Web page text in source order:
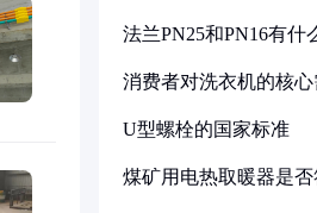
法兰PN25和PN16有什
消费者对洗衣机的核
U型螺栓的国家标准
煤矿用电热取暖器是